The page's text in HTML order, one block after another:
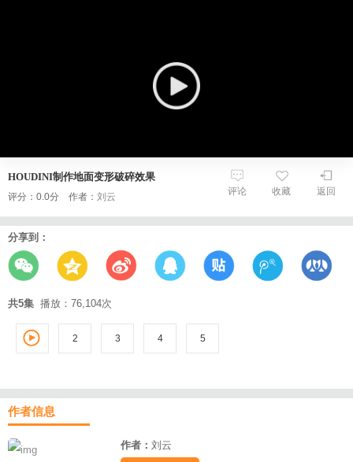
HOUDINI制作地面变形破碎效果
评分：0.0分 作者： 刘云 返回
收藏
评论
分享到：
共5集 播放：76,104次
1
2 3 4 5
作者信息
作者：刘云